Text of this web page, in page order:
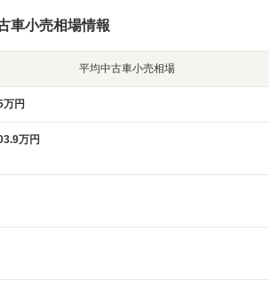
車小売相場情報
平均中古車小売相場
万円
万円